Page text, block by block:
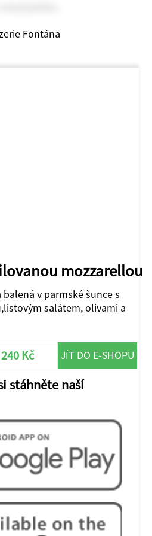
mozzarellou
v parmské šunce s
salátem, olivami a
240 Kč JÍT DO E-SHOPU
stáhněte naší